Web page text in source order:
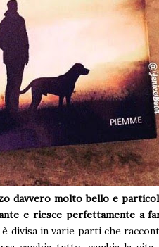
davvero molto bello e
e riesce perfettamente a
divisa in varie parti che